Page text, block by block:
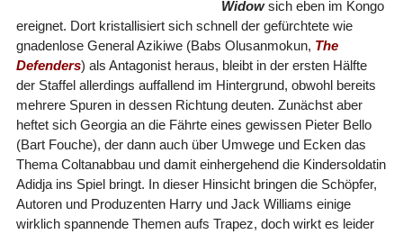
Widowsich eben im Kongo
ereignet. Dort kristallisiert sich schnell der gefürchtete wie
gnadenlose General Azikiwe (Babs Olusanmokun, The
Defenders) als Antagonist heraus, bleibt in der ersten Hälfte
der Staffel allerdings auffallend im Hintergrund, obwohl bereits
mehrere Spuren in dessen Richtung deuten. Zunächst aber
heftet sich Georgia an die Fährte eines gewissen Pieter Bello
(Bart Fouche), der dann auch über Umwege und Ecken das
Thema Coltanabbau und damit einhergehend die Kindersoldatin
Adidja ins Spiel bringt. In dieser Hinsicht bringen die Schöpfer,
Autoren und Produzenten Harry und Jack Williams einige
wirklich spannende Themen aufs Trapez, doch wirkt es leider